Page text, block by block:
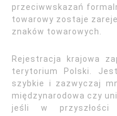
przeciwwskazań
towarowy zostaje
znaków towarowych.
Rejestracja krajowa
terytorium Polski.
szybkie i zazwyczaj
międzynarodowa czy
jeśli w przyszłości